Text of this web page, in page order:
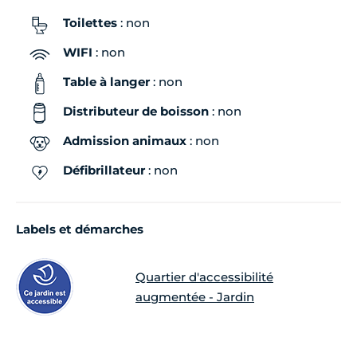
Toilettes : non
WIFI : non
Table à langer: non
Distributeur de boisson : non
Admission animaux : non
Défibrillateur: non
Labels et démarches
Quartier d'accessibilité
augmentée - Jardin